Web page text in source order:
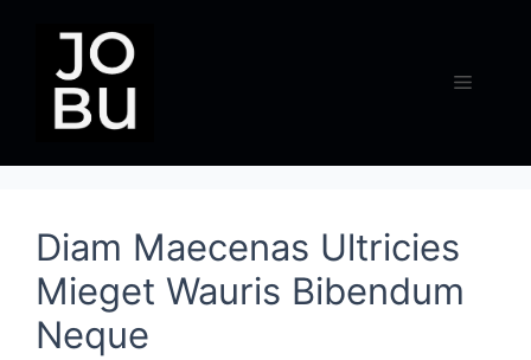
conteúdo
Menu
Diam Maecenas Ultricies
Mieget Wauris Bibendum
Neque